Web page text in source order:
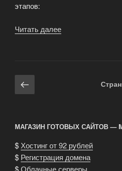
этапов:
Читать далее
Навигация
по
Предыдущая
страница
МАГАЗИН ГОТОВЫХ САЙТОВ —
$Хостинг от 92 рублей
$ Регистрация домена